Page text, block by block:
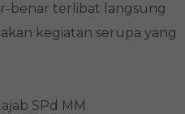
benar terlibat langsung
kegiatan serupa yang
SPd MM